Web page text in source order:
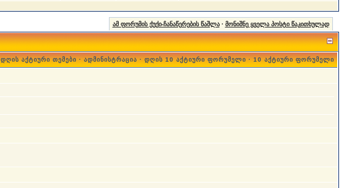
ამ ფორუმის ქუქი-ჩანაწერების წაშლა· მონიშნე ყველა პოსტი წაკითხულად
დღის აქტიური თემები·ადმინისტრაცია·დღის 10 აქტიური ფორუმელი·10 აქტიური ფორუმელი